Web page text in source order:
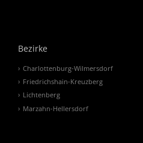
Bezirke
Charlottenburg-Wilmersdorf
Friedrichshain-Kreuzberg
Lichtenberg
Marzahn-Hellersdorf